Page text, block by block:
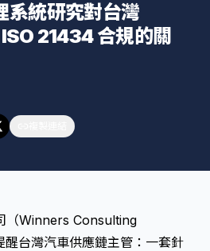
系統研究對台灣
21434 合規的關
（Winners Consulting
台灣汽車供應鏈主管：一套針